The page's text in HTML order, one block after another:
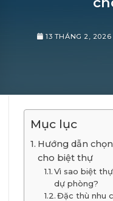
13 THÁNG 2, 2026
Mục lục
Hướng dẫn
cho biệt thự
Vì sao biệt
dự phòng?
Đặc thù nhu